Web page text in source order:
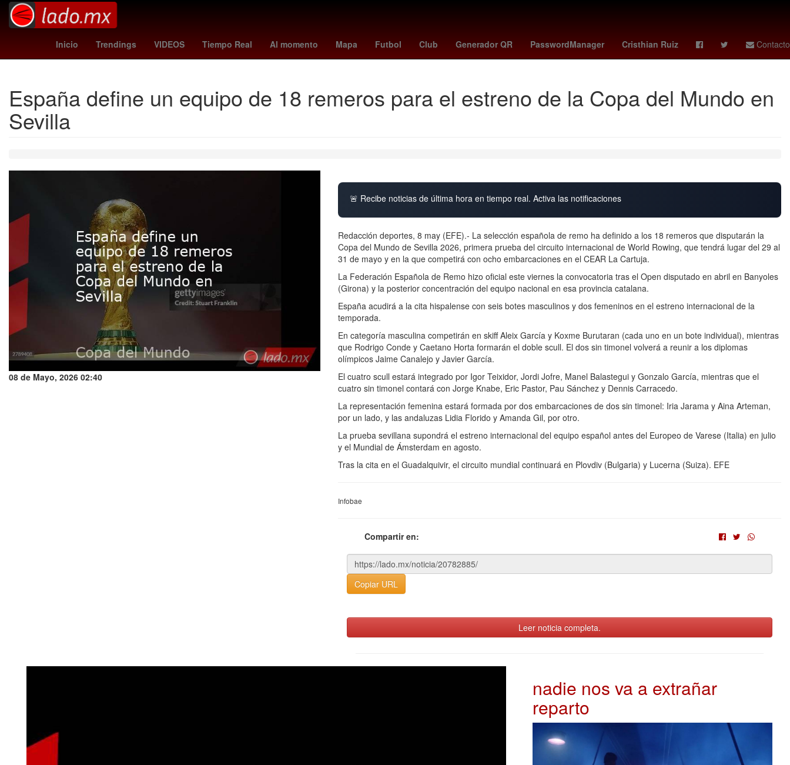
Inicio Trendings VIDEOS Tiempo Real Al momento Mapa Futbol Club Generador QR PasswordManager Cristhian Ruiz Contacto
Nueva York Dólar estadounidense Gobierno Agresión Puebla de Zaragoza rangers - giants karina torres brujas vs kairat audi f1
España define un equipo de 18 remeros para el estreno de la Copa del Mundo en
Sevilla
08 de Mayo, 2026 02:40
🚨 Recibe noticias de última hora en tiempo real. Activa las notificaciones
Redacción deportes, 8 may (EFE).- La selección española de remo ha definido a los 18 remeros que disputarán la
Copa del Mundo de Sevilla 2026, primera prueba del circuito internacional de World Rowing, que tendrá lugar del 29 al
31 de mayo y en la que competirá con ocho embarcaciones en el CEAR La Cartuja.
La Federación Española de Remo hizo oficial este viernes la convocatoria tras el Open disputado en abril en Banyoles
(Girona) y la posterior concentración del equipo nacional en esa provincia catalana.
España acudirá a la cita hispalense con seis botes masculinos y dos femeninos en el estreno internacional de la
temporada.
En categoría masculina competirán en skiff Aleix García y Koxme Burutaran (cada uno en un bote individual), mientras
que Rodrigo Conde y Caetano Horta formarán el doble scull. El dos sin timonel volverá a reunir a los diplomas
olímpicos Jaime Canalejo y Javier García.
El cuatro scull estará integrado por Igor Teixidor, Jordi Jofre, Manel Balastegui y Gonzalo García, mientras que el
cuatro sin timonel contará con Jorge Knabe, Eric Pastor, Pau Sánchez y Dennis Carracedo.
La representación femenina estará formada por dos embarcaciones de dos sin timonel: Iria Jarama y Aina Arteman,
por un lado, y las andaluzas Lidia Florido y Amanda Gil, por otro.
La prueba sevillana supondrá el estreno internacional del equipo español antes del Europeo de Varese (Italia) en julio
y el Mundial de Ámsterdam en agosto.
Tras la cita en el Guadalquivir, el circuito mundial continuará en Plovdiv (Bulgaria) y Lucerna (Suiza). EFE
Infobae
Compartir en:
Copiar URL
Leer noticia completa.
nadie nos va a extrañar
reparto